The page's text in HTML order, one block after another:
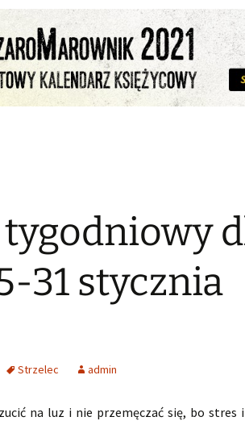
31 stycznia
Strzelec admin
na luz i nie przemęczać się, bo stres